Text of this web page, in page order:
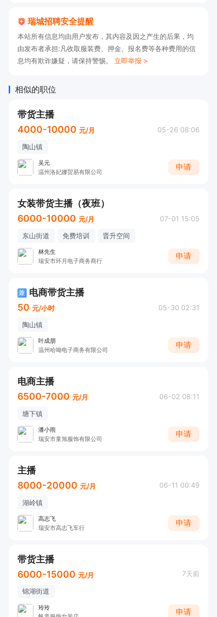
2、公司负责扶持上推荐位、上热门。
3、专业团队策划包装和推广等。如果你会玩、敢
想、肯努力，并能将其付于行动。如果你年轻、爱
我们会为你搭建闪亮的舞台，用实力为您托起梦
瑞城招聘安全提醒
本站所有信息均由用户发布，其内容及因之产生的后果，均
由发布者承担:凡收取服装费、押金、报名费等各种费用的信
息均有欺诈嫌疑，请保持警惕。 立即举报 >
相似的职位
带货主播
4000-10000 元/月 05-26 08:06
陶山镇
吴元
温州洛妃娜贸易有限公司
申请
女装带货主播（夜班）
6000-10000 元/月 07-01 15:05
东山街道 免费培训 晋升空间
林先生
瑞安市环月电子商务商行
申请
兼 电商带货主播
50 元/小时 05-30 02:31
陶山镇
叶成朋
温州哈呦电子商务有限公司
申请
电商主播
6500-7000 元/月 06-02 08:11
塘下镇
潘小雨
瑞安市童旭服饰有限公司
申请
主播
8000-20000 元/月 06-11 00:49
湖岭镇
高志飞
瑞安市高志飞车行
申请
带货主播
6000-15000 元/月 7天前
锦湖街道
玲玲
申请